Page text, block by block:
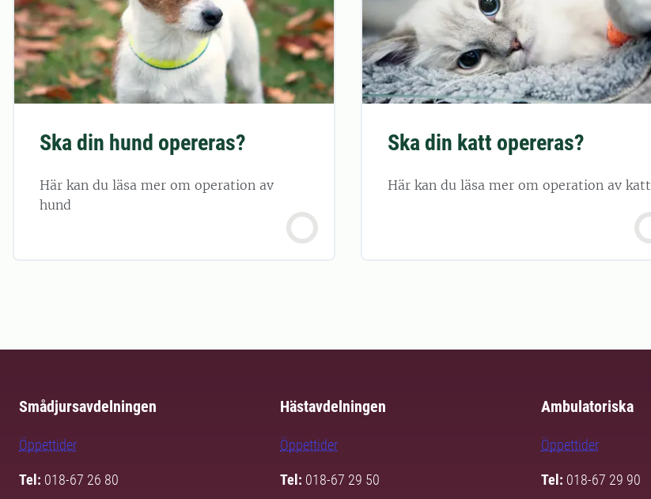
Ska din hund opereras?
Här kan du läsa mer om operation av
hund
Ska din katt opereras?
Här kan du läsa mer om operation av katt
Smådjursavdelningen
Öppettider
Tel: 018-67 26 80
Hästavdelningen
Öppettider
Tel: 018-67 29 50
Ambulatoriska
Öppettider
Tel: 018-67 29 90